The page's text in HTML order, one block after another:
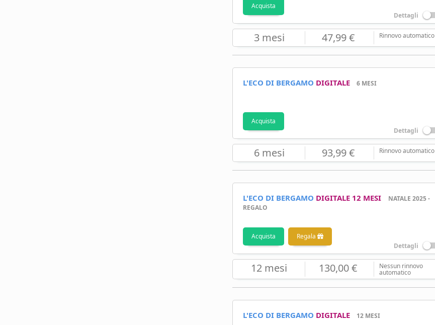
Acquista
Dettagli
3 mesi 47,99 € Rinnovo automatico
L'ECO DI BERGAMO DIGITALE 6 MESI
Acquista
Dettagli
6 mesi 93,99 € Rinnovo automatico
L'ECO DI BERGAMO DIGITALE 12 MESI
NATALE 2025 -
REGALO
Acquista
Regala
Dettagli
12 mesi 130,00 € Nessun rinnovo
automatico
L'ECO DI BERGAMO DIGITALE 12 MESI